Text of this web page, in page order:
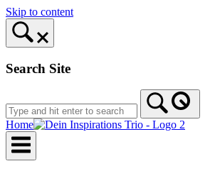
Skip to content
Search Site
Home